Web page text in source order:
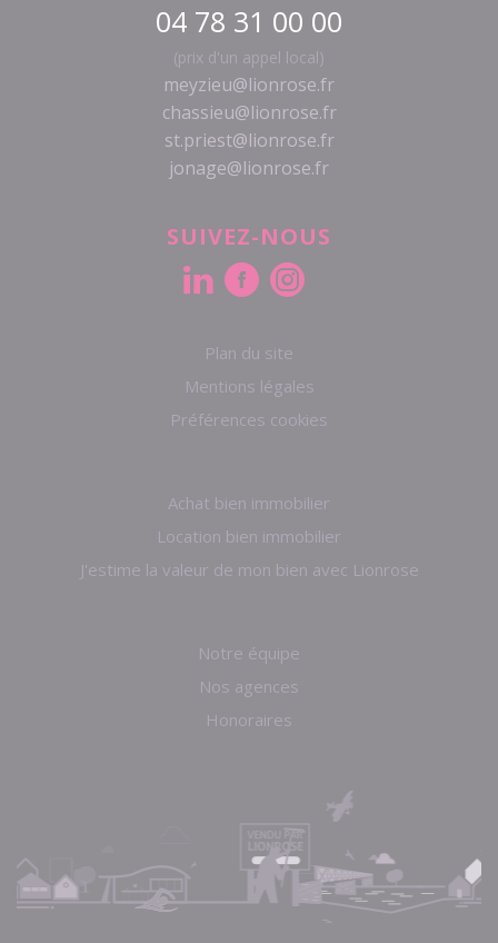
Plan du site
Mentions légales
Préférences cookies
Achat bien immobilier
Location bien immobilier
J'estime la valeur de mon bien avec Lionrose
Notre équipe
Nos agences
Honoraires
04 78 31 00 00
(prix d'un appel local)
meyzieu@lionrose.fr
chassieu@lionrose.fr
st.priest@lionrose.fr
jonage@lionrose.fr
SUIVEZ-NOUS